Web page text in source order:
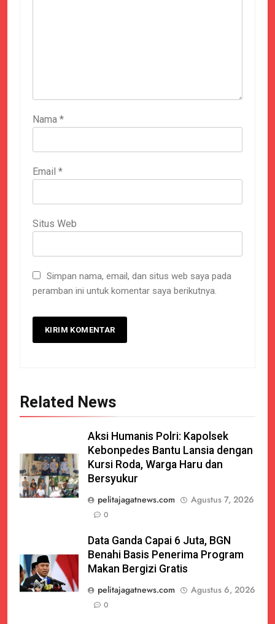
Nama *
Email *
Situs Web
Simpan nama, email, dan situs web saya pada
peramban ini untuk komentar saya berikutnya.
Related News
Aksi Humanis Polri: Kapolsek
Kebonpedes Bantu Lansia dengan
Kursi Roda, Warga Haru dan
Bersyukur
pelitajagatnews.com
Agustus 7, 2026
0
Data Ganda Capai 6 Juta, BGN
Benahi Basis Penerima Program
Makan Bergizi Gratis
pelitajagatnews.com
Agustus 6, 2026
0